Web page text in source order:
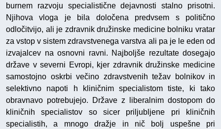
burnem razvoju specialistične dejavnosti stalno prisotni.
Njihova vloga je bila določena predvsem s politično
odločitvijo, ali je zdravnik družinske medicine bolniku vratar
za vstop v sistem zdravstvenega varstva ali pa je le eden od
izvajalcev na osnovni ravni. Najboljše rezultate dosegajo
države v severni Evropi, kjer zdravnik družinske medicine
samostojno oskrbi večino zdravstvenih težav bolnikov in
selektivno napoti h kliničnim specialistom tiste, ki tako
obravnavo potrebujejo. Države z liberalnim dostopom do
kliničnih specialistov so sicer priljubljene pri kliničnih
specialistih, a mnogo dražje in nič bolj uspešne pri